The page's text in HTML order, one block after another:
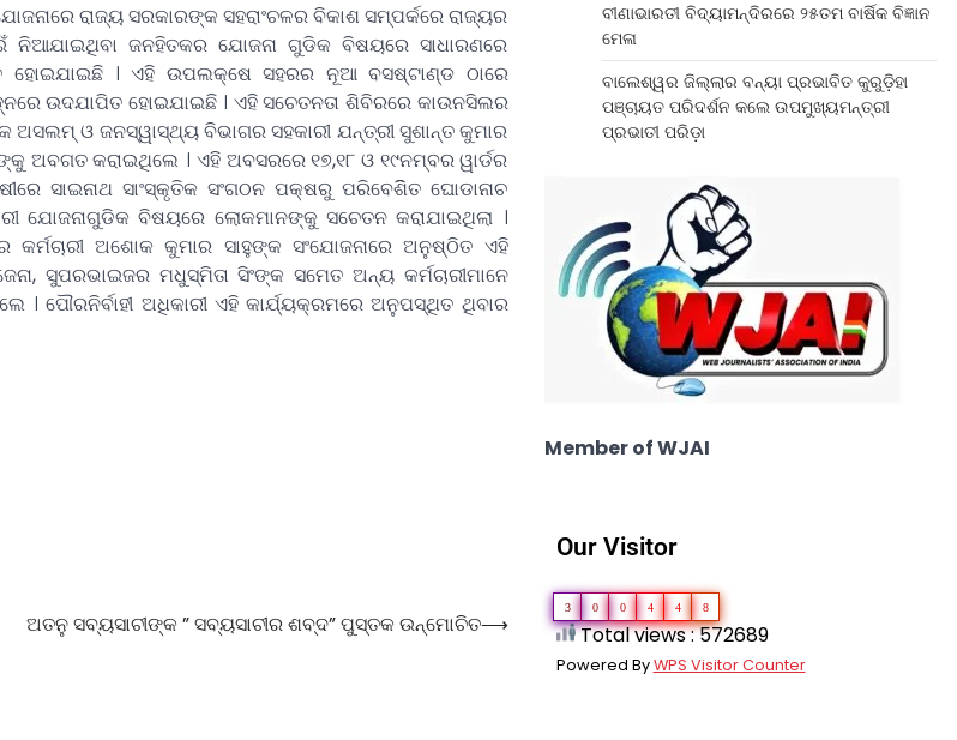
ରାଜ୍ୟ ସରକାରଙ୍କ ସହରାଂଚଳର ବିକାଶ ସମ୍ପର୍କରେ ରାଜ୍ୟର
ନିଆଯାଇଥିବା ଜନହିତକର ଯୋଜନା ଗୁଡିକ ବିଷୟରେ ସାଧାରଣରେ
ହୋଇଯାଇଛି । ଏହି ଉପଲକ୍ଷେ ସହରର ନୂଆ ବସଷ୍ଟାଣ୍ଡ ଠାରେ
ଉଦଯାପିତ ହୋଇଯାଇଛି । ଏହି ସଚେତନତା ଶିବିରରେ କାଉନସିଲର
ଅସଲମ୍ ଓ ଜନସ୍ୱାସ୍ଥ୍ୟ ବିଭାଗର ସହକାରୀ ଯନ୍ତ୍ରୀ ସୁଶାନ୍ତ କୁମାର
କରାଇଥିଲେ । ଏହି ଅବସରରେ ୧୭,୧୮ ଓ ୧୯ନମ୍ବର ୱାର୍ଡର
ସାଇନାଥ ସାଂସ୍କୃତିକ ସଂଗଠନ ପକ୍ଷରୁ ପରିବେଶିିତ ଘୋଡାନାଚ
ଯୋଜନାଗୁଡିକ ବିଷୟରେ ଲୋକମାନଙ୍କୁ ସଚେତନ କରାଯାଇଥିଲା ।
ଅଶୋକ କୁମାର ସାହୁଙ୍କ ସଂଯୋଜନାରେ ଅନୁଷ୍ଠିତ ଏହି
ସୁପରଭାଇଜର ମଧୁସ୍ମିତା ସିଂଙ୍କ ସମେତ ଅନ୍ୟ କର୍ମଚାରୀମାନେ
ପୌରନିର୍ବାହୀ ଅଧିକାରୀ ଏହି କାର୍ଯ୍ୟକ୍ରମରେ ଅନୁପସ୍ଥିତ ଥିବାର
ଅତନୁ ସବ୍ୟସାଚୀଙ୍କ ” ସବ୍ୟସାଚୀର ଶବ୍ଦ” ପୁସ୍ତକ ଉନ୍ମୋଚିତ⟶
ବୀଣାଭାରତୀ ବିଦ୍ୟାମନ୍ଦିରରେ ୨୫ତମ ବାର୍ଷିକ ବିଜ୍ଞାନ
ମେଳା
ବାଲେଶ୍ୱର ଜିଲ୍ଲାର ବନ୍ୟା ପ୍ରଭାବିତ କୁରୁଡ଼ିହା
ପଞ୍ଚାୟତ ପରିଦର୍ଶନ କଲେ ଉପମୁଖ୍ୟମନ୍ତ୍ରୀ
ପ୍ରଭାତୀ ପରିଡ଼ା
Member of WJAI
Our Visitor
3 0 0 4 4 8
Total views : 572689
Powered ByWPS Visitor Counter